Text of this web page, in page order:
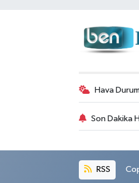
Hava
Son Dakika
RSS